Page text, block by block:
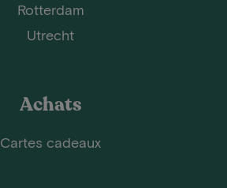
Rotterdam
Utrecht
Achats
Cartes cadeaux